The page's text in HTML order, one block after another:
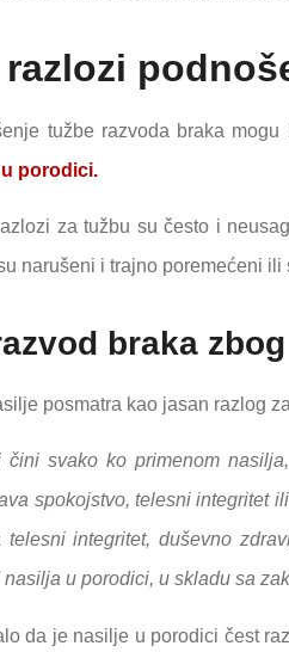
tužbe razvoda braka
porodici.
za tužbu su često i
narušeni i trajno poremećeni ili
braka
posmatra kao jasan razlog
čini svako ko primenom
spokojstvo, telesni integritet
telesni integritet, duševno
u porodici, u skladu sa
da je nasilje u porodici čest